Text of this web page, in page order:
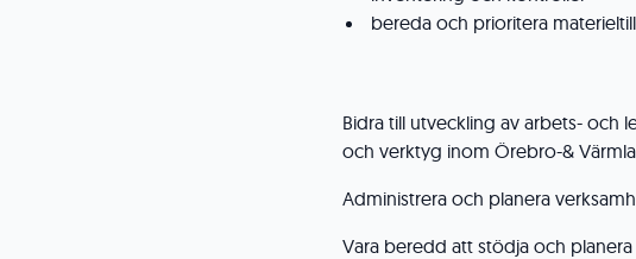
bereda och prioritera
Bidra till utveckling av arbets- och
och verktyg inom Örebro-&
Administrera och planera
Vara beredd att stödja och